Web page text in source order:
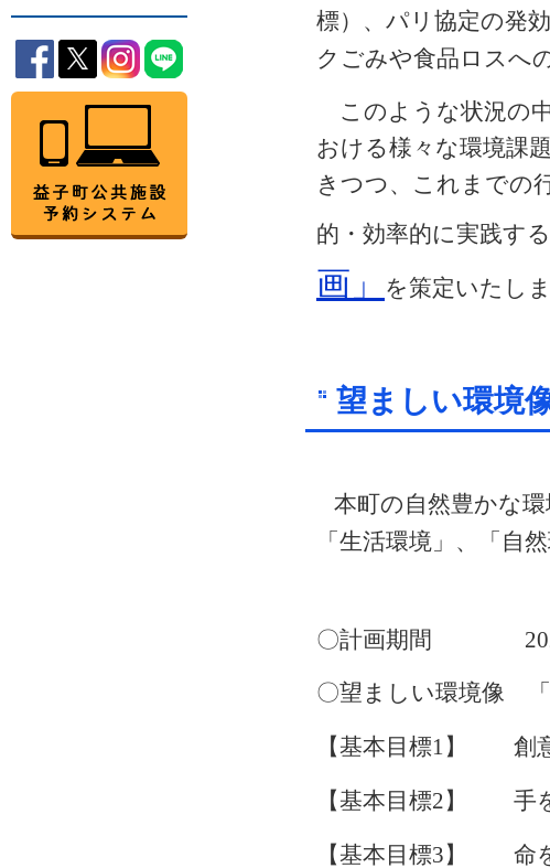
益子町Facebook
益子町Twitter
益子町Instagram
益子町公共施設予約システム
標）、パリ協定の発効
クごみや食品ロスへ
このような状況の
おける様々な環境課
きつつ、これまでの
的・効率的に実践す
画」
を策定いたしま
望ましい環境
本町の自然豊かな
「生活環境」、「自
〇計画期間
〇望ましい環境像
【基本目標1 】 創意
【基本目標2 】 手を
【基本目標3 】 命を